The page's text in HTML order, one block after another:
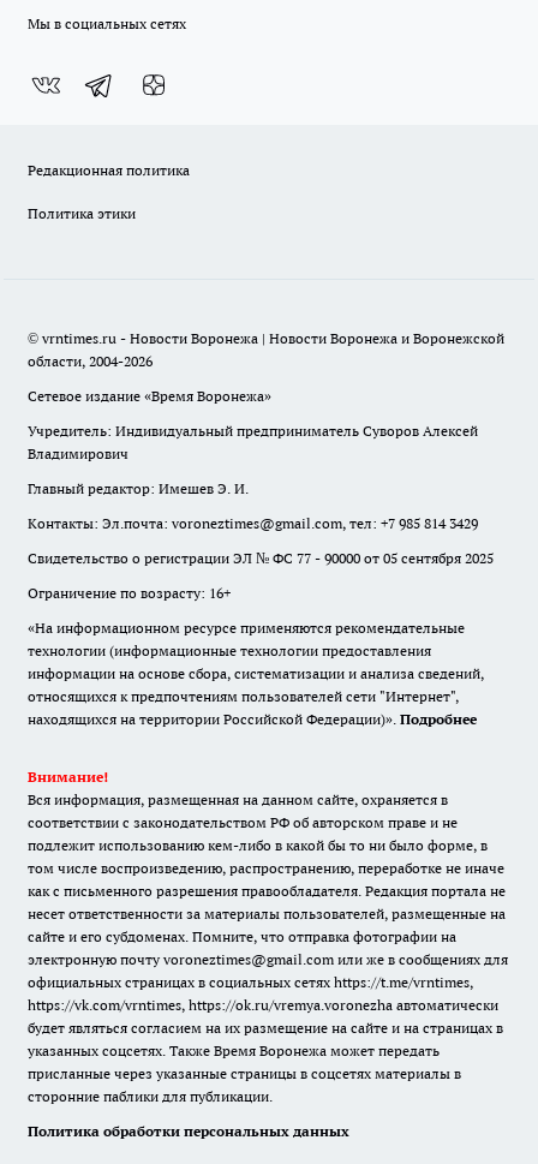
Мы в социальных сетях
Редакционная политика
Политика этики
© vrntimes.ru - Новости Воронежа | Новости Воронежа и Воронежской
области, 2004-2026
Сетевое издание «Время Воронежа»
Учредитель: Индивидуальный предприниматель Суворов Алексей
Владимирович
Главный редактор: Имешев Э. И.
Контакты: Эл.почта: voroneztimes@gmail.com, тел: +7 985 814 3429
Свидетельство о регистрации ЭЛ № ФС 77 - 90000 от 05 сентября 2025
Ограничение по возрасту: 16+
«На информационном ресурсе применяются рекомендательные
технологии (информационные технологии предоставления
информации на основе сбора, систематизации и анализа сведений,
относящихся к предпочтениям пользователей сети "Интернет",
находящихся на территории Российской Федерации)». Подробнее
Внимание!
Вся информация, размещенная на данном сайте, охраняется в
соответствии с законодательством РФ об авторском праве и не
подлежит использованию кем-либо в какой бы то ни было форме, в
том числе воспроизведению, распространению, переработке не иначе
как с письменного разрешения правообладателя. Редакция портала не
несет ответственности за материалы пользователей, размещенные на
сайте и его субдоменах. Помните, что отправка фотографии на
электронную почту voroneztimes@gmail.com или же в сообщениях для
официальных страницах в социальных сетях https://t.me/vrntimes,
https://vk.com/vrntimes, https://ok.ru/vremya.voronezha автоматически
будет являться согласием на их размещение на сайте и на страницах в
указанных соцсетях. Также Время Воронежа может передать
присланные через указанные страницы в соцсетях материалы в
сторонние паблики для публикации.
Политика обработки персональных данных